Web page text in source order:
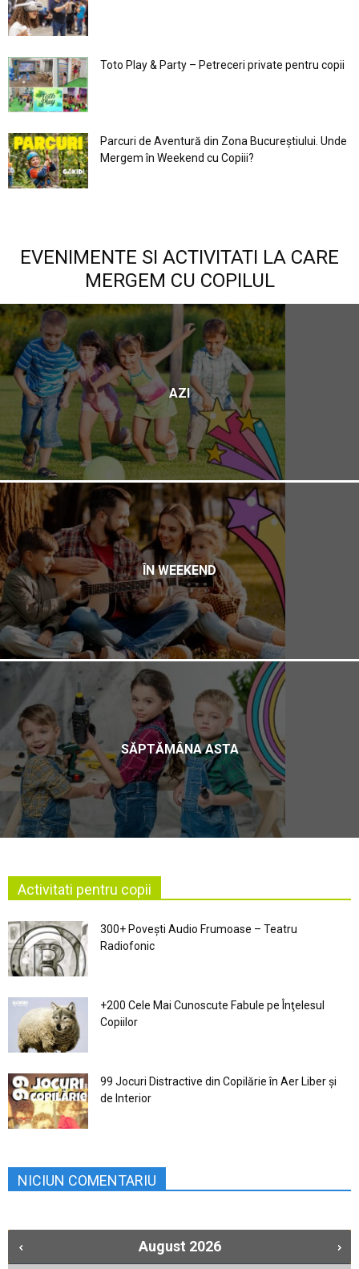
Toto Play & Party – Petreceri private pentru copii
Parcuri de Aventură din Zona Bucureştiului. Unde
Mergem în Weekend cu Copiii?
EVENIMENTE SI ACTIVITATI LA CARE
MERGEM CU COPILUL
AZI
ÎN WEEKEND
SĂPTĂMÂNA ASTA
Activitati pentru copii
300+ Povești Audio Frumoase – Teatru
Radiofonic
+200 Cele Mai Cunoscute Fabule pe Înţelesul
Copiilor
99 Jocuri Distractive din Copilărie în Aer Liber şi
de Interior
NICIUN COMENTARIU
August 2026